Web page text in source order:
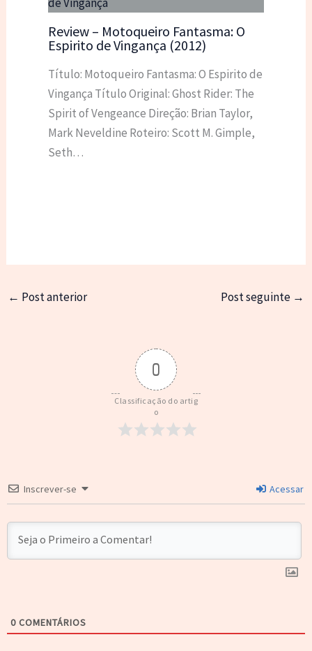
Review – Motoqueiro Fantasma: O
Espirito de Vingança (2012)
Título: Motoqueiro Fantasma: O Espirito de
Vingança Título Original: Ghost Rider: The
Spirit of Vengeance Direção: Brian Taylor,
Mark Neveldine Roteiro: Scott M. Gimple,
Seth…
← Post anterior Post seguinte →
0
Classificação do artig
o
Inscrever-se Acessar
0 COMENTÁRIOS